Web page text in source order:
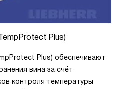
Plus)
Plus) обеспечивают
вина за счёт
контроля температуры